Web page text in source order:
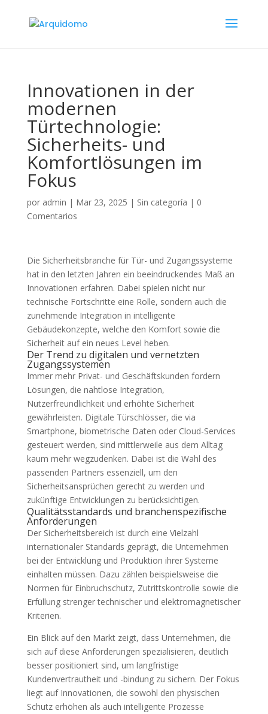
Innovationen in der
modernen
Türtechnologie:
Sicherheits- und
Komfortlösungen im
Fokus
por admin | Mar 23, 2025 | Sin categoría | 0
Comentarios
Die Sicherheitsbranche für Tür- und Zugangssysteme
hat in den letzten Jahren ein beeindruckendes Maß an
Innovationen erfahren. Dabei spielen nicht nur
technische Fortschritte eine Rolle, sondern auch die
zunehmende Integration in intelligente
Gebäudekonzepte, welche den Komfort sowie die
Sicherheit auf ein neues Level heben.
Der Trend zu digitalen und vernetzten
Zugangssystemen
Immer mehr Privat- und Geschäftskunden fordern
Lösungen, die nahtlose Integration,
Nutzerfreundlichkeit und erhöhte Sicherheit
gewährleisten. Digitale Türschlösser, die via
Smartphone, biometrische Daten oder Cloud-Services
gesteuert werden, sind mittlerweile aus dem Alltag
kaum mehr wegzudenken. Dabei ist die Wahl des
passenden Partners essenziell, um den
Sicherheitsansprüchen gerecht zu werden und
zukünftige Entwicklungen zu berücksichtigen.
Qualitätsstandards und branchenspezifische
Anforderungen
Der Sicherheitsbereich ist durch eine Vielzahl
internationaler Standards geprägt, die Unternehmen
bei der Entwicklung und Produktion ihrer Systeme
einhalten müssen. Dazu zählen beispielsweise die
Normen für Einbruchschutz, Zutrittskontrolle sowie die
Erfüllung strenger technischer und elektromagnetischer
Kriterien.
Ein Blick auf den Markt zeigt, dass Unternehmen, die
sich auf diese Anforderungen spezialisieren, deutlich
besser positioniert sind, um langfristige
Kundenvertrautheit und -bindung zu sichern. Der Fokus
liegt auf Innovationen, die sowohl den physischen
Schutz erhöhen als auch intelligente Prozesse